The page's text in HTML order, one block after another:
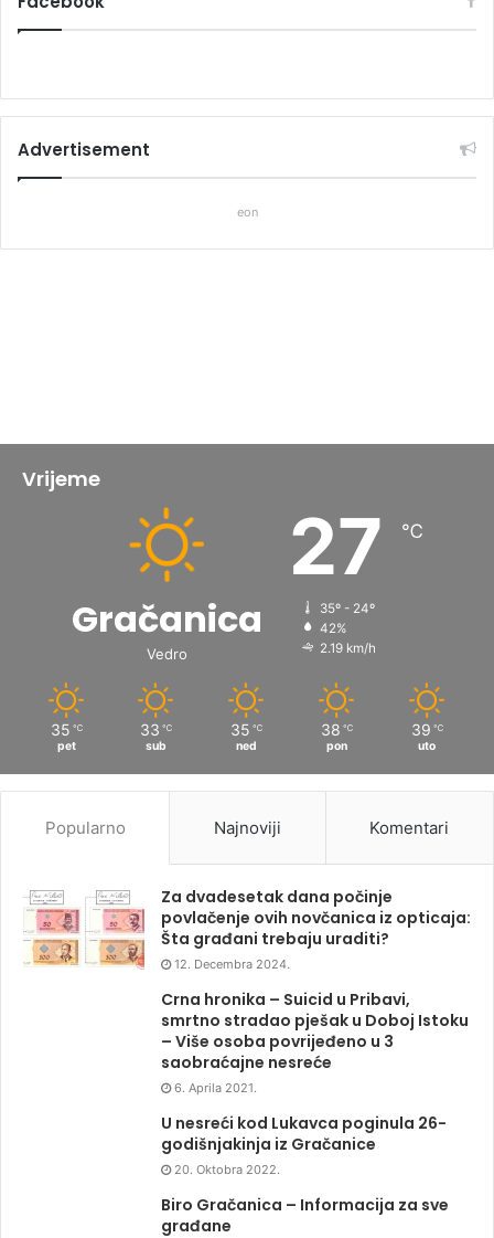
Advertisement
eon
Vrijeme
Gračanica
Vedro
27 ℃
35º - 24º
42%
2.19 km/h
35 ℃
pet
33 ℃
sub
35 ℃
ned
38 ℃
pon
39 ℃
uto
Popularno Najnoviji Komentari
Za dvadesetak dana počinje
povlačenje ovih novčanica iz opticaja:
Šta građani trebaju uraditi?
12. Decembra 2024.
Crna hronika – Suicid u Pribavi,
smrtno stradao pješak u Doboj Istoku
– Više osoba povrijeđeno u 3
saobraćajne nesreće
6. Aprila 2021.
U nesreći kod Lukavca poginula 26-
godišnjakinja iz Gračanice
20. Oktobra 2022.
Biro Gračanica – Informacija za sve
građane